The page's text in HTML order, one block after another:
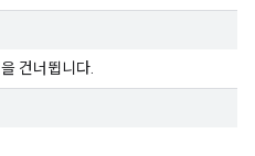
건너뜁니다.